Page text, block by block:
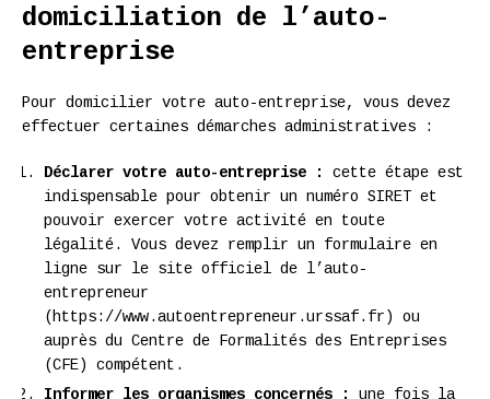
domiciliation de l’auto-
entreprise
Pour domicilier votre auto-entreprise, vous devez
effectuer certaines démarches administratives :
Déclarer votre auto-entreprise :
cette étape est
indispensable pour obtenir un numéro SIRET et
pouvoir exercer votre activité en toute
légalité. Vous devez remplir un formulaire en
ligne sur le site officiel de l’auto-
entrepreneur
(https://www.autoentrepreneur.urssaf.fr) ou
auprès du Centre de Formalités des Entreprises
(CFE) compétent.
Informer les organismes concernés :
une fois la